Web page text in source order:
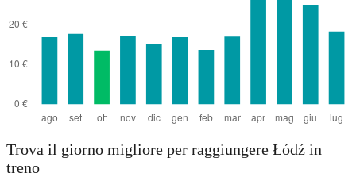
Trova il giorno migliore per raggiungere Łódź in
treno